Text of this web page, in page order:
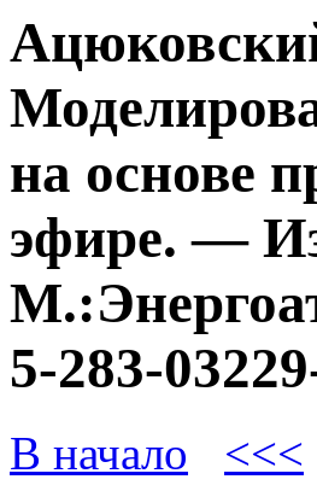
на основе
эфире. —
5-283-
В начало <<<